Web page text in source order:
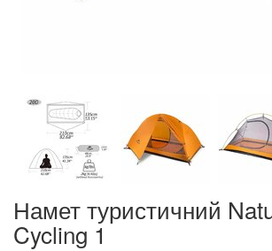
Намет туристичний
Cycling 1